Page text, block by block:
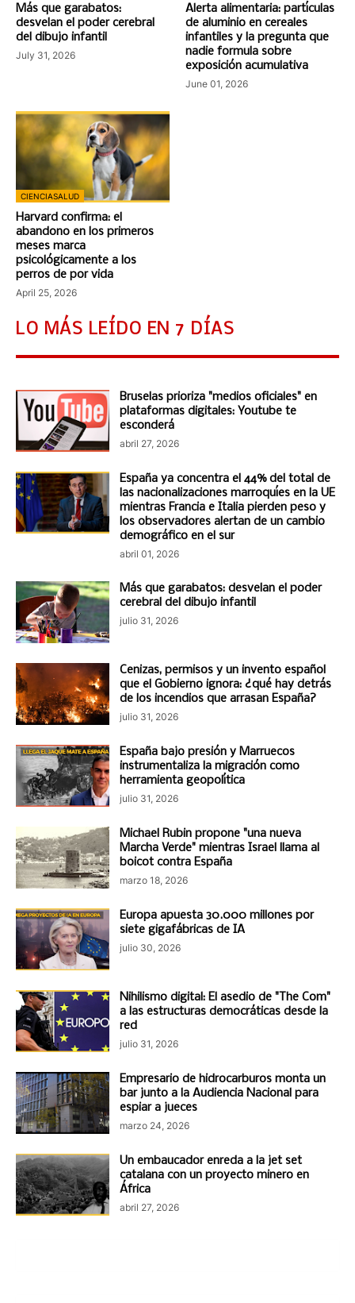
Más que garabatos:
desvelan el poder cerebral
del dibujo infantil
July 31, 2026
Alerta alimentaria: partículas
de aluminio en cereales
infantiles y la pregunta que
nadie formula sobre
exposición acumulativa
June 01, 2026
CIENCIASALUD
Harvard confirma: el
abandono en los primeros
meses marca
psicológicamente a los
perros de por vida
April 25, 2026
LO MÁS LEÍDO EN 7 DÍAS
Bruselas prioriza "medios oficiales" en
plataformas digitales: Youtube te
esconderá
abril 27, 2026
España ya concentra el 44% del total de
las nacionalizaciones marroquíes en la UE
mientras Francia e Italia pierden peso y
los observadores alertan de un cambio
demográfico en el sur
abril 01, 2026
Más que garabatos: desvelan el poder
cerebral del dibujo infantil
julio 31, 2026
Cenizas, permisos y un invento español
que el Gobierno ignora: ¿qué hay detrás
de los incendios que arrasan España?
julio 31, 2026
España bajo presión y Marruecos
instrumentaliza la migración como
herramienta geopolítica
julio 31, 2026
Michael Rubin propone "una nueva
Marcha Verde" mientras Israel llama al
boicot contra España
marzo 18, 2026
Europa apuesta 30.000 millones por
siete gigafábricas de IA
julio 30, 2026
Nihilismo digital: El asedio de "The Com"
a las estructuras democráticas desde la
red
julio 31, 2026
Empresario de hidrocarburos monta un
bar junto a la Audiencia Nacional para
espiar a jueces
marzo 24, 2026
Un embaucador enreda a la jet set
catalana con un proyecto minero en
África
abril 27, 2026